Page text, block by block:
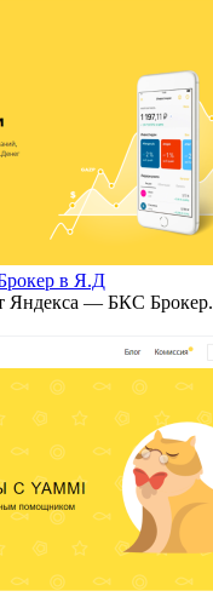
в Я.Д
Яндекса — БКС Брокер.